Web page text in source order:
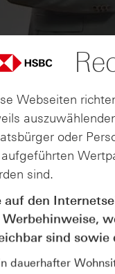
Webseiten
oder
sind.
auf den
Werbehinweise,
sind sowie
dauerhafter